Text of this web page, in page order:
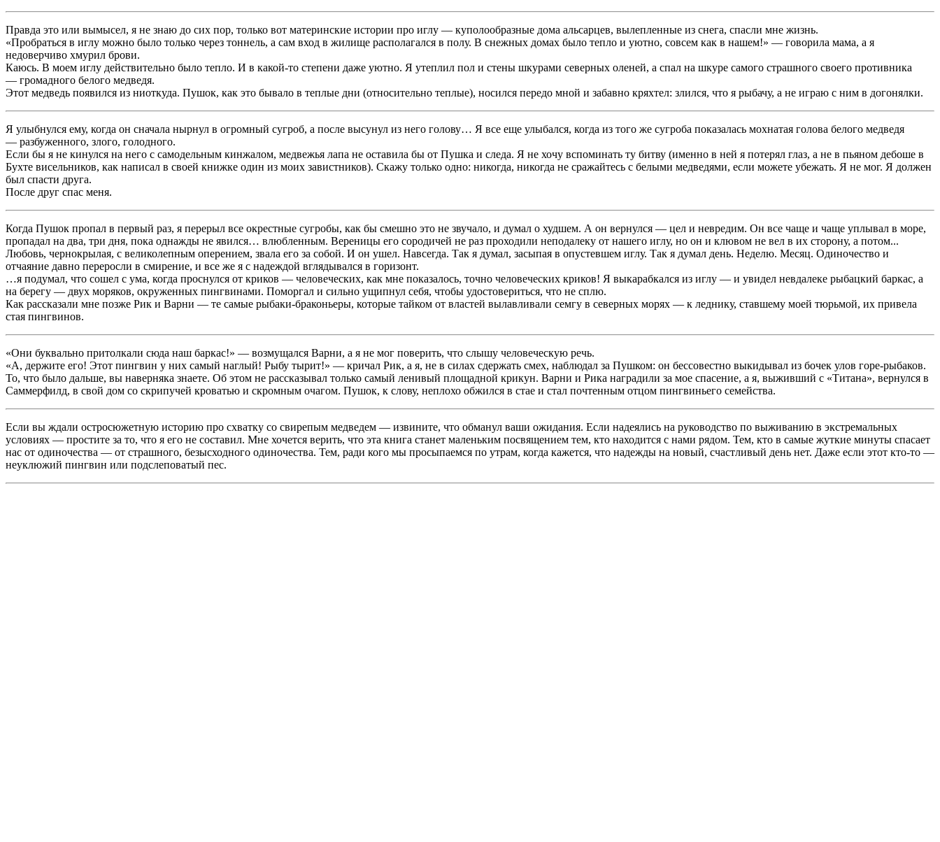
Правда это или вымысел, я не знаю до сих пор, только вот материнские истории про иглу — куполообразные дома альсарцев, вылепленные из снега, спасли мне жизнь.
«Пробраться в иглу можно было только через тоннель, а сам вход в жилище располагался в полу. В снежных домах было тепло и уютно, совсем как в нашем!» — говорила мама, а я
недоверчиво хмурил брови.
Каюсь. В моем иглу действительно было тепло. И в какой-то степени даже уютно. Я утеплил пол и стены шкурами северных оленей, а спал на шкуре самого страшного своего противника
— громадного белого медведя.
Этот медведь появился из ниоткуда. Пушок, как это бывало в теплые дни (относительно теплые), носился передо мной и забавно кряхтел: злился, что я рыбачу, а не играю с ним в догонялки.
Я улыбнулся ему, когда он сначала нырнул в огромный сугроб, а после высунул из него голову… Я все еще улыбался, когда из того же сугроба показалась мохнатая голова белого медведя
— разбуженного, злого, голодного.
Если бы я не кинулся на него с самодельным кинжалом, медвежья лапа не оставила бы от Пушка и следа. Я не хочу вспоминать ту битву (именно в ней я потерял глаз, а не в пьяном дебоше в
Бухте висельников, как написал в своей книжке один из моих завистников). Скажу только одно: никогда, никогда не сражайтесь с белыми медведями, если можете убежать. Я не мог. Я должен
был спасти друга.
После друг спас меня.
Когда Пушок пропал в первый раз, я перерыл все окрестные сугробы, как бы смешно это не звучало, и думал о худшем. А он вернулся — цел и невредим. Он все чаще и чаще уплывал в море,
пропадал на два, три дня, пока однажды не явился… влюбленным. Вереницы его сородичей не раз проходили неподалеку от нашего иглу, но он и клювом не вел в их сторону, а потом...
Любовь, чернокрылая, с великолепным оперением, звала его за собой. И он ушел. Навсегда. Так я думал, засыпая в опустевшем иглу. Так я думал день. Неделю. Месяц. Одиночество и
отчаяние давно переросли в смирение, и все же я с надеждой вглядывался в горизонт.
…я подумал, что сошел с ума, когда проснулся от криков — человеческих, как мне показалось, точно человеческих криков! Я выкарабкался из иглу — и увидел невдалеке рыбацкий баркас, а
на берегу — двух моряков, окруженных пингвинами. Поморгал и сильно ущипнул себя, чтобы удостовериться, что не сплю.
Как рассказали мне позже Рик и Варни — те самые рыбаки-браконьеры, которые тайком от властей вылавливали семгу в северных морях — к леднику, ставшему моей тюрьмой, их привела
стая пингвинов.
«Они буквально притолкали сюда наш баркас!» — возмущался Варни, а я не мог поверить, что слышу человеческую речь.
«А, держите его! Этот пингвин у них самый наглый! Рыбу тырит!» — кричал Рик, а я, не в силах сдержать смех, наблюдал за Пушком: он бессовестно выкидывал из бочек улов горе-рыбаков.
То, что было дальше, вы наверняка знаете. Об этом не рассказывал только самый ленивый площадной крикун. Варни и Рика наградили за мое спасение, а я, выживший с «Титана», вернулся в
Саммерфилд, в свой дом со скрипучей кроватью и скромным очагом. Пушок, к слову, неплохо обжился в стае и стал почтенным отцом пингвиньего семейства.
Если вы ждали остросюжетную историю про схватку со свирепым медведем — извините, что обманул ваши ожидания. Если надеялись на руководство по выживанию в экстремальных
условиях — простите за то, что я его не составил. Мне хочется верить, что эта книга станет маленьким посвящением тем, кто находится с нами рядом. Тем, кто в самые жуткие минуты спасает
нас от одиночества — от страшного, безысходного одиночества. Тем, ради кого мы просыпаемся по утрам, когда кажется, что надежды на новый, счастливый день нет. Даже если этот кто-то —
неуклюжий пингвин или подслеповатый пес.